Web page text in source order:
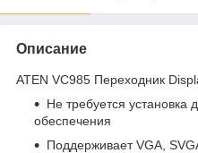
Описание
ATEN VC985 Переходник
Не требуется установка
обеспечения
Поддерживает VGA,